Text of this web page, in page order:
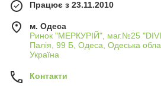
Працює з 23.11.2010
м. Одеса
Ринок "МЕРКУРІЙ", маг.№25
Палія, 99 Б, Одеса, Одеська
Україна
Контакти